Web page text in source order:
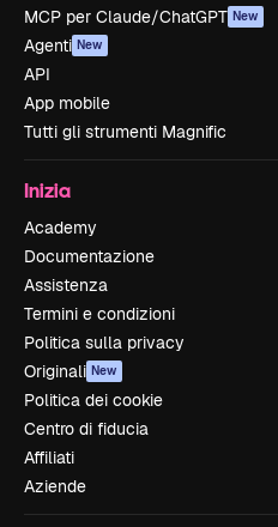
MCP per Claude/ChatGPT New
Agenti New
API
App mobile
Tutti gli strumenti Magnific
Inizia
Academy
Documentazione
Assistenza
Termini e condizioni
Politica sulla privacy
Originali New
Politica dei cookie
Centro di fiducia
Affiliati
Aziende